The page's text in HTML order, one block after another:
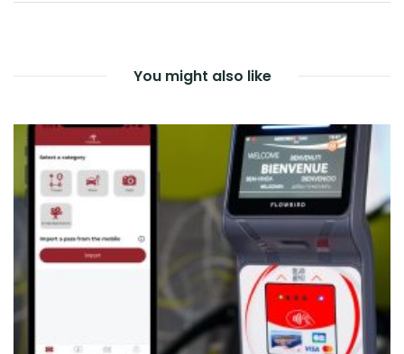
You might also like